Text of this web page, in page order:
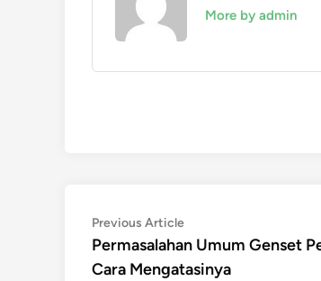
More by admin
Post
navigation
Previous ArticlePrevious
article:
Permasalahan Umum Genset
Cara Mengatasinya